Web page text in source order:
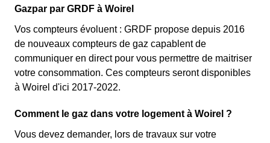
Gazpar par GRDF à Woirel
Vos compteurs évoluent : GRDF propose depuis 2016
de nouveaux compteurs de gaz capablent de
communiquer en direct pour vous permettre de maitriser
votre consommation. Ces compteurs seront disponibles
à Woirel d'ici 2017-2022.
Comment le gaz dans votre logement à Woirel ?
Vous devez demander, lors de travaux sur votre